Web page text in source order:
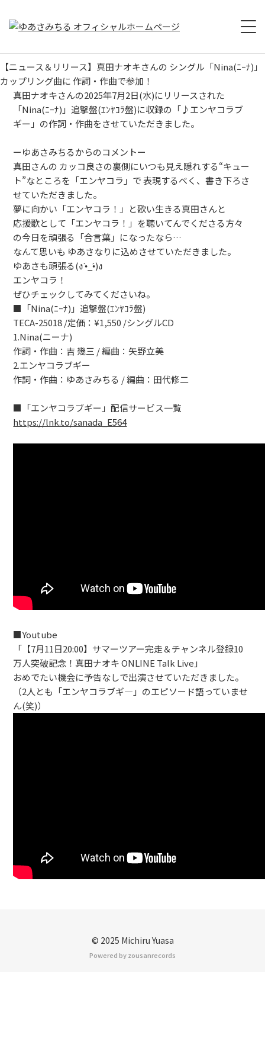
HOME
PROFILE
NEWS
LIVE
DISCOGRAPHY
CONTACT
【ニュース＆リリース】真田ナオキさんの シングル「Nina(ﾆｰﾅ)」
カップリング曲に 作詞・作曲で参加！
真田ナオキさんの2025年7月2日(水)にリリースされた
「Nina(ﾆｰﾅ)」追撃盤(ｴﾝﾔｺﾗ盤)に収録の「♪エンヤコラブ
ギー」の作詞・作曲をさせていただきました。
ーゆあさみちるからのコメントー
真田さんの カッコ良さの裏側にいつも見え隠れする“キュー
ト”なところを「エンヤコラ」で 表現するべく、書き下ろさ
せていただきました。
夢に向かい「エンヤコラ！」と歌い生きる真田さんと
応援歌として「エンヤコラ！」を聴いてんでくださる方々
の今日を頑張る「合言葉」になったなら…
なんて思いも ゆあさなりに込めさせていただきました。
ゆあさも頑張る(ง •̀_•́)ง
エンヤコラ！
ぜひチェックしてみてくださいね。
■「Nina(ﾆｰﾅ)」追撃盤(ｴﾝﾔｺﾗ盤)
TECA-25018 /定価：¥1,550 /シングルCD
1.Nina(ニーナ)
作詞・作曲：吉 幾三 / 編曲：矢野立美
2.エンヤコラブギー
作詞・作曲：ゆあさみちる / 編曲：田代修二
■「エンヤコラブギー」配信サービス一覧
https://lnk.to/sanada_E564
■Youtube
「【7月11日20:00】サマーツアー完走＆チャンネル登録10
万人突破記念！真田ナオキ ONLINE Talk Live」
おめでたい機会に予告なしで出演させていただきました。
（2人とも「エンヤコラブギ―」のエピソード語っていませ
ん(笑)）
© 2025 Michiru Yuasa
Powered by zousanrecords